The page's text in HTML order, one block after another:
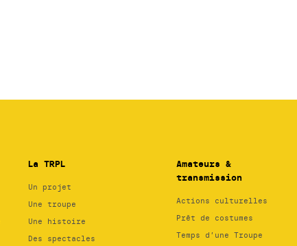
La TRPL
Un projet
Une troupe
Une histoire
Des spectacles
Amateurs &
transmission
Actions culturelles
Prêt de costumes
Temps d’une Troupe